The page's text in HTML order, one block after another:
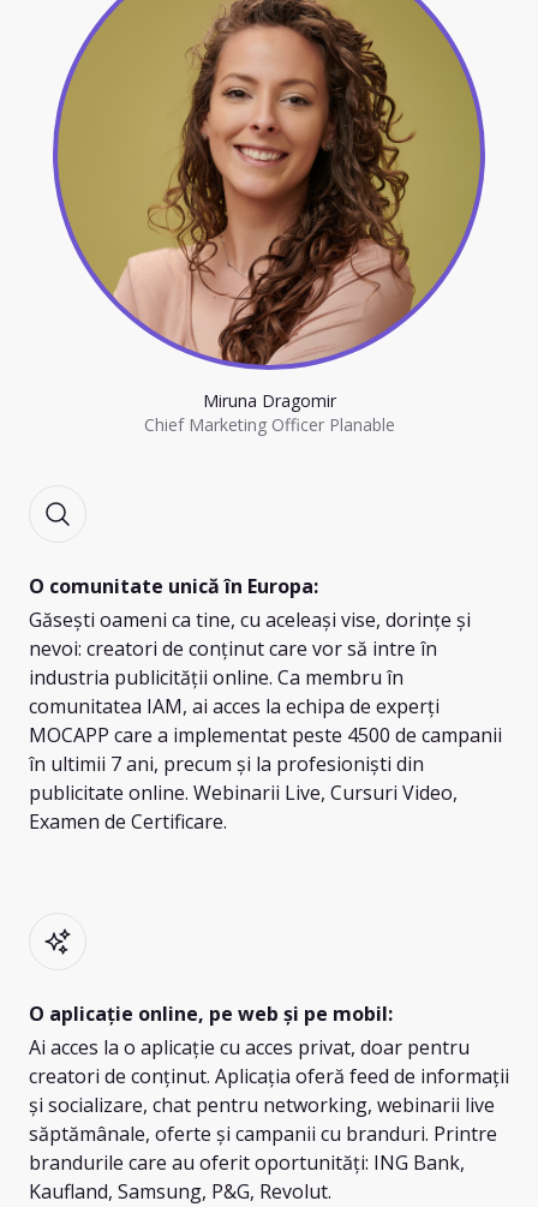
Miruna Dragomir
Chief Marketing Officer Planable
O comunitate unică în Europa:
Găsești oameni ca tine, cu aceleași vise, dorințe și
nevoi: creatori de conținut care vor să intre în
industria publicității online. Ca membru în
comunitatea IAM, ai acces la echipa de experți
MOCAPP care a implementat peste 4500 de campanii
în ultimii 7 ani, precum și la profesioniști din
publicitate online. Webinarii Live, Cursuri Video,
Examen de Certificare.
O aplicație online, pe web și pe mobil:
Ai acces la o aplicație cu acces privat, doar pentru
creatori de conținut. Aplicația oferă feed de informații
și socializare, chat pentru networking, webinarii live
săptămânale, oferte și campanii cu branduri. Printre
brandurile care au oferit oportunități: ING Bank,
Kaufland, Samsung, P&G, Revolut.